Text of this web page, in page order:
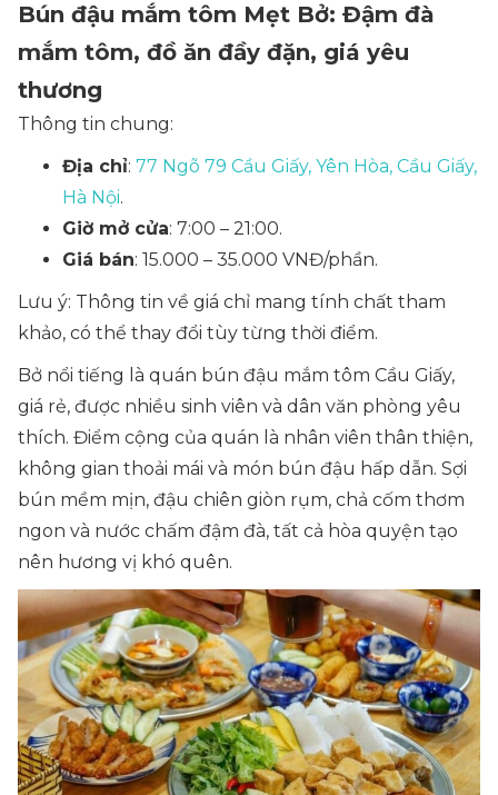
Bún đậu mắm tôm Mẹt Bở: Đậm đà
mắm tôm, đồ ăn đầy đặn, giá yêu
thương
Thông tin chung:
Địa chỉ: 77 Ngõ 79 Cầu Giấy, Yên Hòa, Cầu Giấy,
Hà Nội.
Giờ mở cửa: 7:00 – 21:00.
Giá bán: 15.000 – 35.000 VNĐ/phần.
Lưu ý: Thông tin về giá chỉ mang tính chất tham
khảo, có thể thay đổi tùy từng thời điểm.
Bở nổi tiếng là quán bún đậu mắm tôm Cầu Giấy,
giá rẻ, được nhiều sinh viên và dân văn phòng yêu
thích. Điểm cộng của quán là nhân viên thân thiện,
không gian thoải mái và món bún đậu hấp dẫn. Sợi
bún mềm mịn, đậu chiên giòn rụm, chả cốm thơm
ngon và nước chấm đậm đà, tất cả hòa quyện tạo
nên hương vị khó quên.